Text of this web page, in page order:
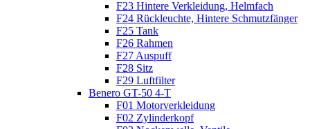
F23 Hintere Verkleidung, Helmfach
F24 Rückleuchte, Hintere Schmutzfänger
F25 Tank
F26 Rahmen
F27 Auspuff
F28 Sitz
F29 Luftfilter
Benero GT-50 4-T
F01 Motorverkleidung
F02 Zylinderkopf